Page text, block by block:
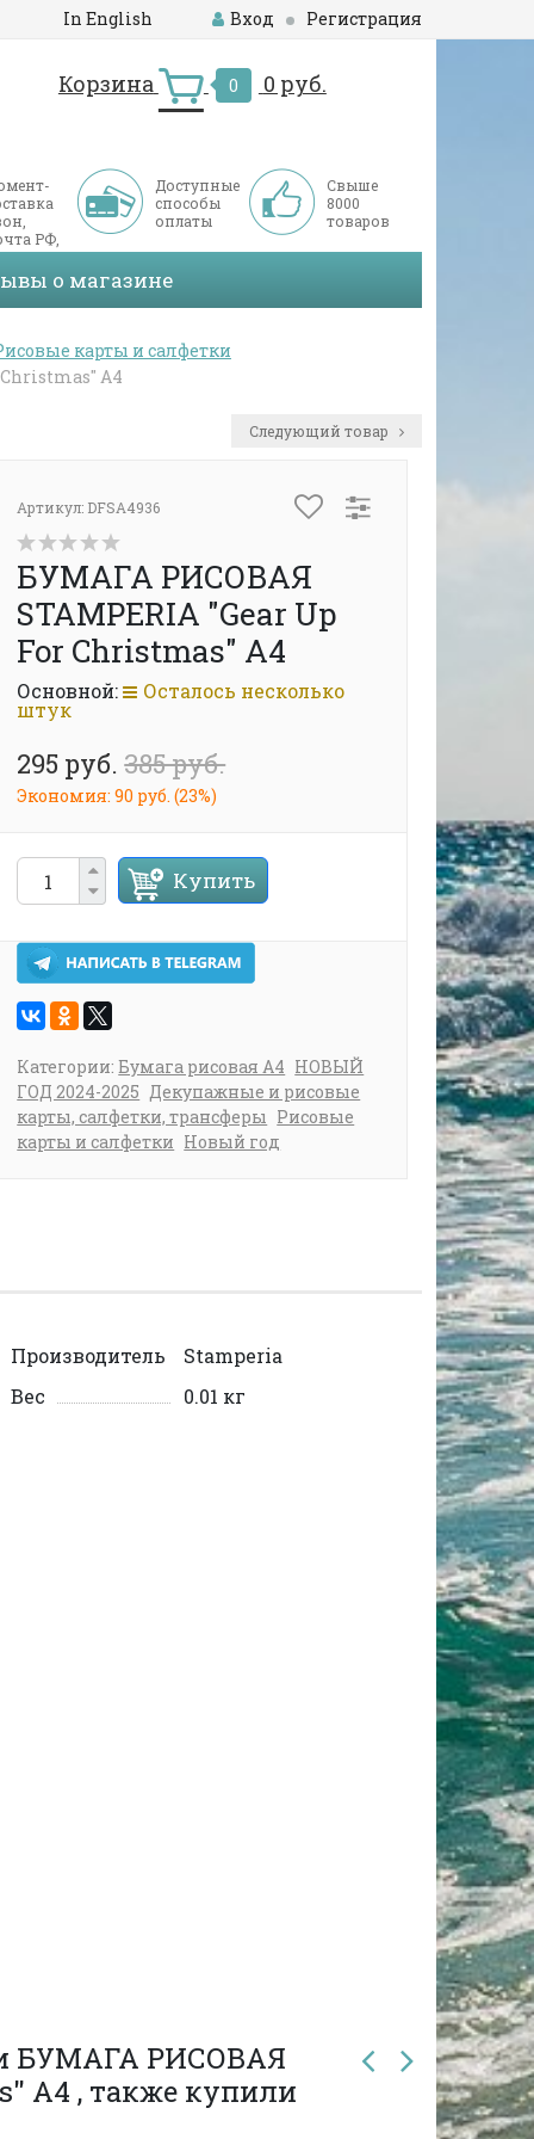
In English Вход Регистрация
Корзина 0 0 руб.
РФ,
Доступные
способы
оплаты
Свыше
8000
товаров
о магазине
карты и салфетки
А4
Следующий товар
Артикул: DFSA4936
БУМАГА РИСОВАЯ
STAMPERIA "Gear Up
For Christmas" А4
Основной: Осталось несколько
штук
295 руб. 385 руб.
Экономия:90 руб. (23%)
Купить
Категории:Бумага рисовая А4 НОВЫЙ
ГОД 2024-2025 Декупажные и рисовые
карты, салфетки, трансферы Рисовые
карты и салфетки Новый год
Производитель
Stamperia
Вес
0.01 кг
БУМАГА РИСОВАЯ
А4 , также купили